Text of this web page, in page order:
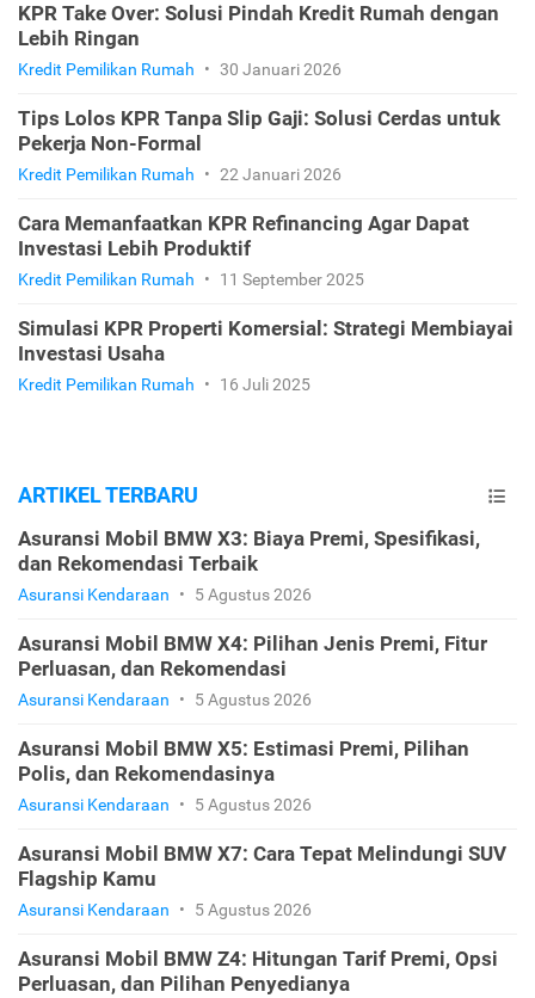
KPR Take Over: Solusi Pindah Kredit Rumah dengan
Lebih Ringan
Kredit Pemilikan Rumah • 30 Januari 2026
Tips Lolos KPR Tanpa Slip Gaji: Solusi Cerdas untuk
Pekerja Non-Formal
Kredit Pemilikan Rumah • 22 Januari 2026
Cara Memanfaatkan KPR Refinancing Agar Dapat
Investasi Lebih Produktif
Kredit Pemilikan Rumah • 11 September 2025
Simulasi KPR Properti Komersial: Strategi Membiayai
Investasi Usaha
Kredit Pemilikan Rumah • 16 Juli 2025
ARTIKEL TERBARU
Asuransi Mobil BMW X3: Biaya Premi, Spesifikasi,
dan Rekomendasi Terbaik
Asuransi Kendaraan • 5 Agustus 2026
Asuransi Mobil BMW X4: Pilihan Jenis Premi, Fitur
Perluasan, dan Rekomendasi
Asuransi Kendaraan • 5 Agustus 2026
Asuransi Mobil BMW X5: Estimasi Premi, Pilihan
Polis, dan Rekomendasinya
Asuransi Kendaraan • 5 Agustus 2026
Asuransi Mobil BMW X7: Cara Tepat Melindungi SUV
Flagship Kamu
Asuransi Kendaraan • 5 Agustus 2026
Asuransi Mobil BMW Z4: Hitungan Tarif Premi, Opsi
Perluasan, dan Pilihan Penyedianya